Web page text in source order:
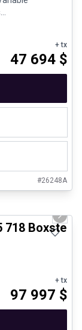
+ tx
47 694 $
#26248A
Next
718 Boxster -
+ tx
97 997 $